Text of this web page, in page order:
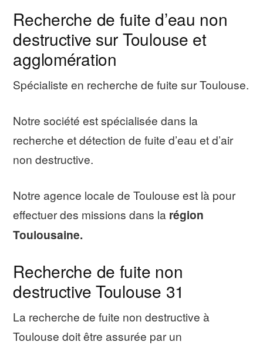
Recherche de fuite d’eau non
destructive sur Toulouse et
agglomération
Spécialiste en recherche de fuite sur Toulouse.
Notre société est spécialisée dans la
recherche et détection de fuite d’eau et d’air
non destructive.
Notre agence locale de Toulouse est là pour
effectuer des missions dans la région
Toulousaine.
Recherche de fuite non
destructive Toulouse 31
La recherche de fuite non destructive à
Toulouse doit être assurée par un